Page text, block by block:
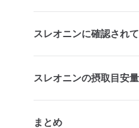
スレオニンに確認され
スレオニンの摂取目安
まとめ